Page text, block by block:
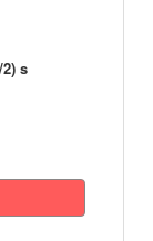
s